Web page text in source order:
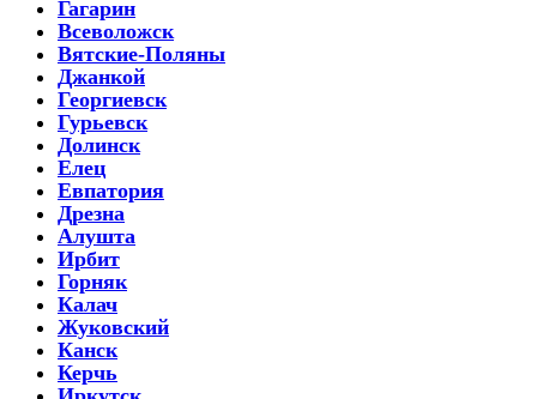
Гагарин
Всеволожск
Вятские-Поляны
Джанкой
Георгиевск
Гурьевск
Долинск
Елец
Евпатория
Дрезна
Алушта
Ирбит
Горняк
Калач
Жуковский
Канск
Керчь